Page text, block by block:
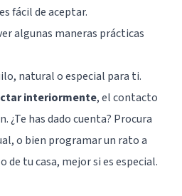
fácil de aceptar.
algunas maneras prácticas
natural o especial para ti.
interiormente, el contacto
has dado cuenta? Procura
o bien programar un rato a
tu casa, mejor si es especial.